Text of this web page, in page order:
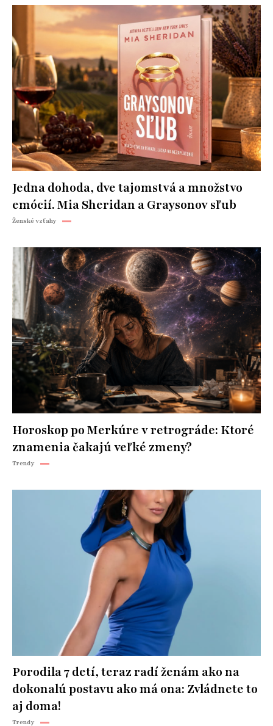
Jedna dohoda, dve tajomstvá a množstvo
emócií. Mia Sheridan a Graysonov sľub
Ženské vzťahy
Horoskop po Merkúre v retrográde: Ktoré
znamenia čakajú veľké zmeny?
Trendy
Porodila 7 detí, teraz radí ženám ako na
dokonalú postavu ako má ona: Zvládnete to
aj doma!
Trendy